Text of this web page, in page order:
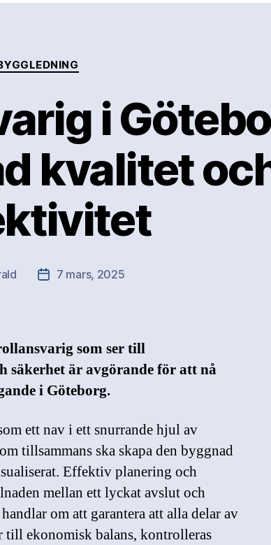
Kategorier
i
kvalitet
Inläggsdatum
7 mars, 2025
som ser till
säkerhet är avgörande för att nå
i Göteborg.
ett nav i ett snurrande hjul av
tillsammans ska skapa den byggnad
Effektiv planering och
mellan ett lyckat avslut och
om att garantera att alla delar av
ekonomisk balans, kontrolleras